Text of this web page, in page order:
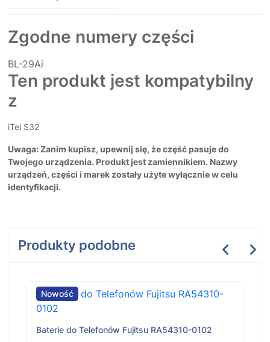
Zgodne numery części
BL-29Ai
Ten produkt jest kompatybilny
z
iTel S32
Uwaga: Zanim kupisz, upewnij się, że część pasuje do
Twojego urządzenia. Produkt jest zamiennikiem. Nazwy
urządzeń, części i marek zostały użyte wyłącznie w celu
identyfikacji.
Produkty podobne
Nowość
Baterie do Telefonów Fujitsu RA54310-0102